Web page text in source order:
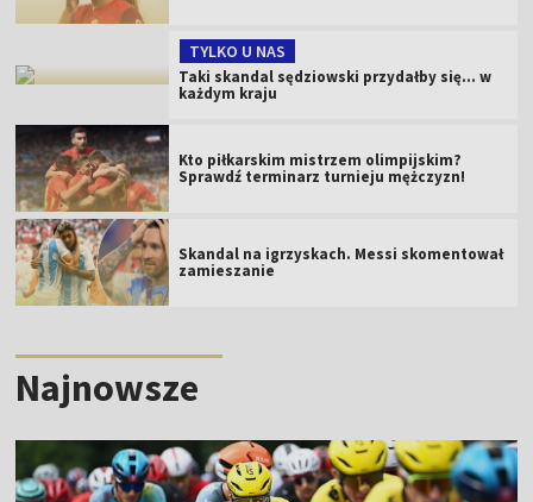
TYLKO U NAS
Taki skandal sędziowski przydałby się... w
każdym kraju
Kto piłkarskim mistrzem olimpijskim?
Sprawdź terminarz turnieju mężczyzn!
Skandal na igrzyskach. Messi skomentował
zamieszanie
Najnowsze